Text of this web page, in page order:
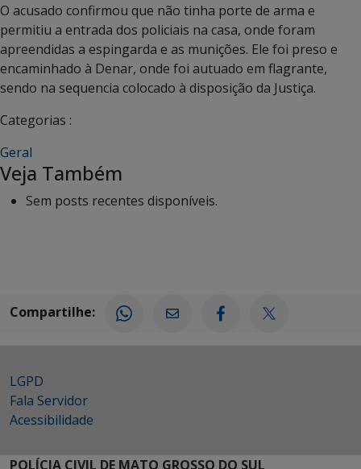
O acusado confirmou que não tinha porte de arma e
permitiu a entrada dos policiais na casa, onde foram
apreendidas a espingarda e as munições. Ele foi preso e
encaminhado à Denar, onde foi autuado em flagrante,
sendo na sequencia colocado à disposição da Justiça.
Categorias :
Geral
Veja Também
Sem posts recentes disponíveis.
Compartilhe:
LGPD
Fala Servidor
Acessibilidade
POLÍCIA CIVIL DE MATO GROSSO DO SUL